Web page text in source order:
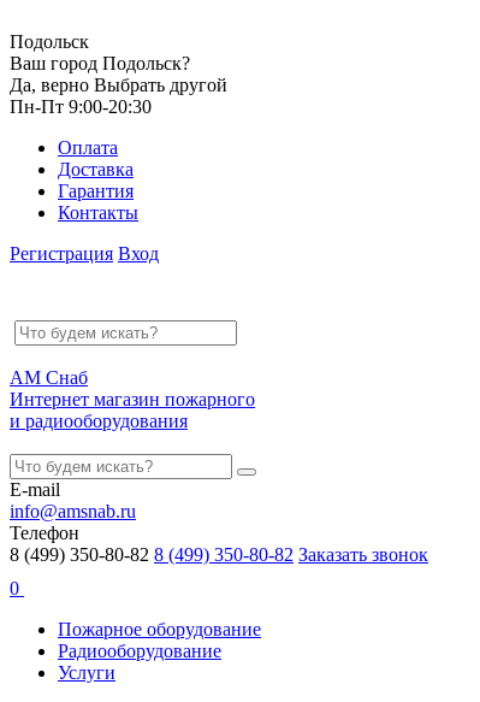
Подольск
Ваш город Подольск?
Да, верно Выбрать другой
Пн-Пт 9:00-20:30
Оплата
Доставка
Гарантия
Контакты
Регистрация Вход
АМ Снаб
Интернет магазин пожарного
и радиооборудования
E-mail
info@amsnab.ru
Телефон
8 (499) 350-80-82 8 (499) 350-80-82 Заказать звонок
0
Пожарное оборудование
Радиооборудование
Услуги